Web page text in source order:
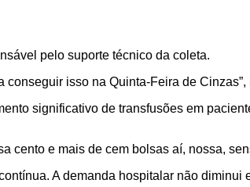
pelo suporte técnico da coleta.
isso na Quinta-Feira de Cinzas”,
significativo de transfusões em
cento e mais de cem bolsas aí, nossa,
A demanda hospitalar não diminui